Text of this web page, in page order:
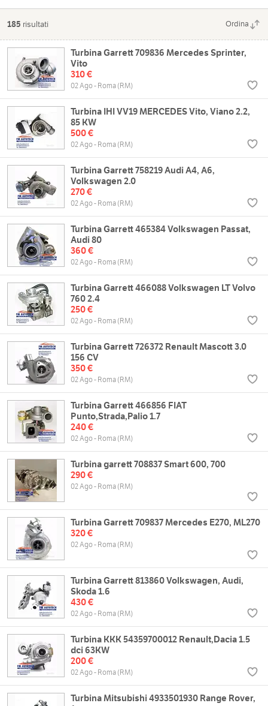
185 risultati Ordina
Turbina Garrett 709836 Mercedes Sprinter,
Vito
310 €
02 Ago - Roma (RM)
Turbina IHI VV19 MERCEDES Vito, Viano 2.2,
85 KW
500 €
02 Ago - Roma (RM)
Turbina Garrett 758219 Audi A4, A6,
Volkswagen 2.0
270 €
02 Ago - Roma (RM)
Turbina Garrett 465384 Volkswagen Passat,
Audi 80
360 €
02 Ago - Roma (RM)
Turbina Garrett 466088 Volkswagen LT Volvo
760 2.4
250 €
02 Ago - Roma (RM)
Turbina Garrett 726372 Renault Mascott 3.0
156 CV
350 €
02 Ago - Roma (RM)
Turbina Garrett 466856 FIAT
Punto,Strada,Palio 1.7
240 €
02 Ago - Roma (RM)
Turbina garrett 708837 Smart 600, 700
290 €
02 Ago - Roma (RM)
Turbina Garrett 709837 Mercedes E270, ML270
320 €
02 Ago - Roma (RM)
Turbina Garrett 813860 Volkswagen, Audi,
Skoda 1.6
430 €
02 Ago - Roma (RM)
Turbina KKK 54359700012 Renault,Dacia 1.5
dci 63KW
200 €
02 Ago - Roma (RM)
Turbina Mitsubishi 4933501930 Range Rover,